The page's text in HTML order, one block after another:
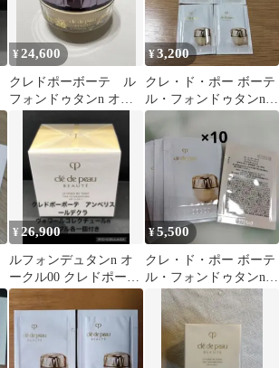
¥24,600
クレドポーボーテ ル
フォンドゥタンn オー
¥3,200
クレ・ド・ポー ボーテ
ル・フォンドゥタンn
オークル10 サンプル6
個週末限定
¥ 26,900
ルフォンデュタンn オ
ークル00 クレドポーボ
ーテ
¥5,500
クレ・ド・ポー ボーテ
ル・フォンドゥタンn
オークル10×10包